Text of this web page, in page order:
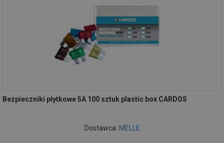
Bezpieczniki płytkowe 5A 100 sztuk plastic box CARDOS
Dostawca: MELLE